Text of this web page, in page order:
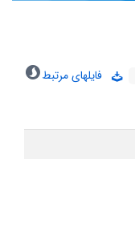
فایلهای مرتبط